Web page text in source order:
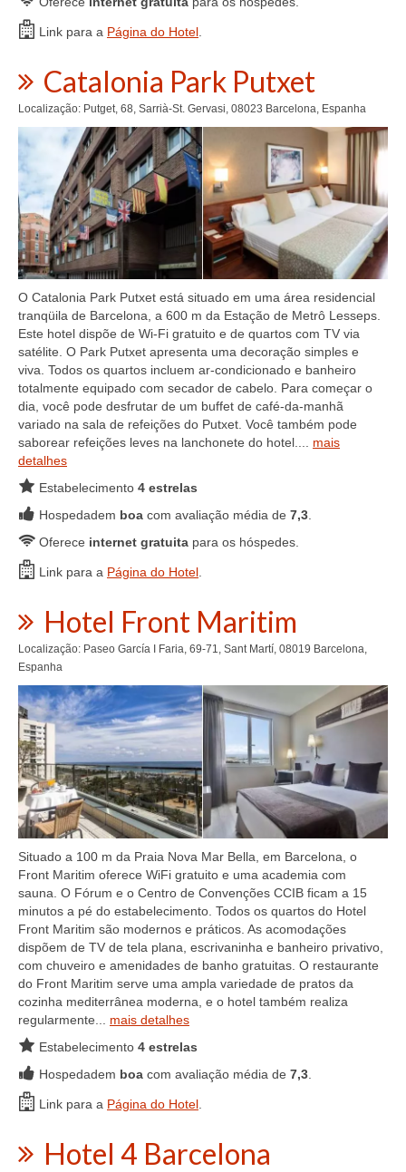
Link para a Página do Hotel
Catalonia Park Putxet
Localização: Putget, 68, Sarrià-St. Gervasi, 08023 Barcelona, Espanha
O Catalonia Park Putxet está situado em uma área residencial
tranqüila de Barcelona, ​​a 600 m da Estação de Metrô Lesseps.
Este hotel dispõe de Wi-Fi gratuito e de quartos com TV via
satélite. O Park Putxet apresenta uma decoração simples e
viva. Todos os quartos incluem ar-condicionado e banheiro
totalmente equipado com secador de cabelo. Para começar o
dia, você pode desfrutar de um buffet de café-da-manhã
variado na sala de refeições do Putxet. Você também pode
saborear refeições leves na lanchonete do hotel.... mais
detalhes
Estabelecimento 4 estrelas
Hospedadem boa com avaliação média de 7,3.
Oferece internet gratuita para os hóspedes.
Link para a Página do Hotel.
Hotel Front Maritim
Localização: Paseo García I Faria, 69-71, Sant Martí, 08019 Barcelona,
Espanha
Situado a 100 m da Praia Nova Mar Bella, em Barcelona, ​​o
Front Maritim oferece WiFi gratuito e uma academia com
sauna. O Fórum e o Centro de Convenções CCIB ficam a 15
minutos a pé do estabelecimento. Todos os quartos do Hotel
Front Maritim são modernos e práticos. As acomodações
dispõem de TV de tela plana, escrivaninha e banheiro privativo,
com chuveiro e amenidades de banho gratuitas. O restaurante
do Front Maritim serve uma ampla variedade de pratos da
cozinha mediterrânea moderna, e o hotel também realiza
regularmente... mais detalhes
Estabelecimento 4 estrelas
Hospedadem boa com avaliação média de 7,3
Link para a Página do Hotel
Hotel 4 Barcelona